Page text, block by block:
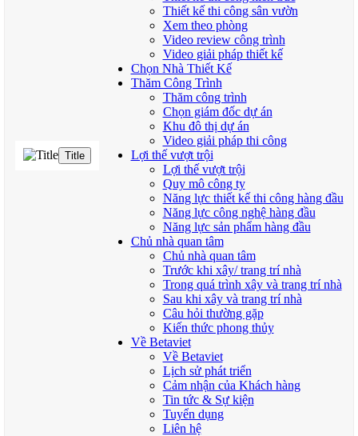
Title
Thiết kế thi công sân vườn
Xem theo phòng
Video review công trình
Video giải pháp thiết kế
Chọn Nhà Thiết Kế
Thăm Công Trình
Thăm công trình
Chọn giám đốc dự án
Khu đô thị dự án
Video giải pháp thi công
Lợi thế vượt trội
Lợi thế vượt trội
Quy mô công ty
Năng lực thiết kế thi công hàng đầu
Năng lực công nghệ hàng đầu
Năng lực sản phẩm hàng đầu
Chủ nhà quan tâm
Chủ nhà quan tâm
Trước khi xây/ trang trí nhà
Trong quá trình xây và trang trí nhà
Sau khi xây và trang trí nhà
Câu hỏi thường gặp
Kiến thức phong thủy
Về Betaviet
Về Betaviet
Lịch sử phát triển
Cảm nhận của Khách hàng
Tin tức & Sự kiện
Tuyển dụng
Liên hệ